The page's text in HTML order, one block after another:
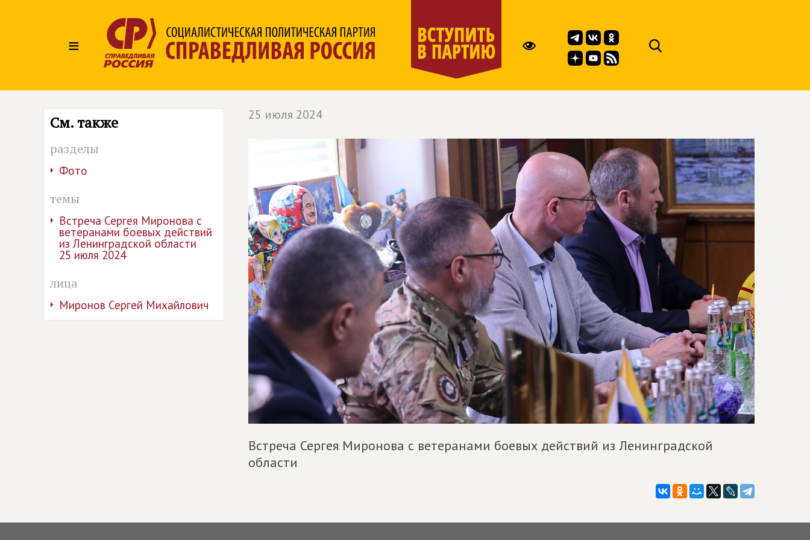
≡
См. также
разделы
Фото
темы
Встреча Сергея Миронова с
ветеранами боевых действий
из Ленинградской области
25 июля 2024
лица
Миронов Сергей Михайлович
25 июля 2024
Встреча Сергея Миронова с ветеранами боевых действий из Ленинградской
области